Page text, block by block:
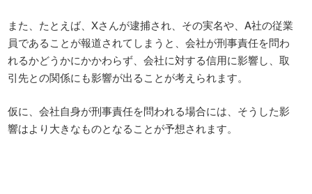
また、たとえば、Xさんが逮捕され、その実名や、A社の従業
員であることが報道されてしまうと、会社が刑事責任を問わ
れるかどうかにかかわらず、会社に対する信用に影響し、取
引先との関係にも影響が出ることが考えられます。
仮に、会社自身が刑事責任を問われる場合には、そうした影
響はより大きなものとなることが予想されます。